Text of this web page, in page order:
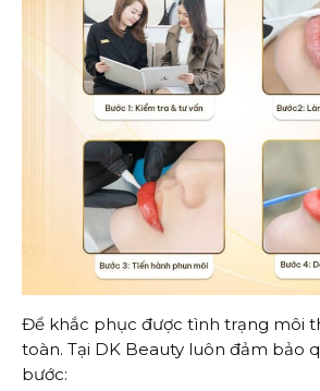
Để khắc phục được tình trạng môi
toàn. Tại DK Beauty luôn đảm bảo
bước: